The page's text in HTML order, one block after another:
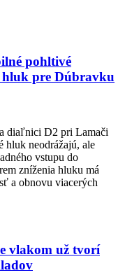
pohltivé
pre Dúbravku
diaľnici D2 pri Lamači
hluk neodrážajú, ale
vstupu do
zníženia hluku má
a obnovu viacerých
vlakom už tvorí